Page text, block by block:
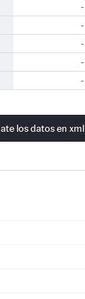
-
-
-
-
-
los datos en xml